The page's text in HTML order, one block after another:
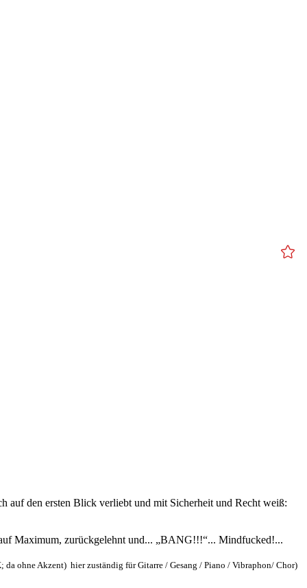
auf den ersten Blick verliebt und mit Sicherheit und Recht weiß:
Maximum, zurückgelehnt und... „BANG!!!“... Mindfucked!...
da ohne Akzent) hier zuständig für Gitarre / Gesang / Piano / Vibraphon/ Chor)